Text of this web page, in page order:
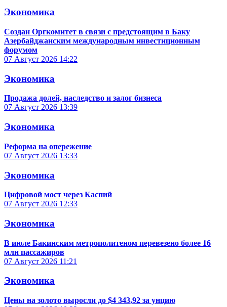
Экономика
Создан Оргкомитет в связи с предстоящим в Баку
Азербайджанским международным инвестиционным
форумом
07 Август 2026 14:22
Экономика
Продажа долей, наследство и залог бизнеса
07 Август 2026 13:39
Экономика
Реформа на опережение
07 Август 2026 13:33
Экономика
Цифровой мост через Каспий
07 Август 2026 12:33
Экономика
В июле Бакинским метрополитеном перевезено более 16
млн пассажиров
07 Август 2026 11:21
Экономика
Цены на золото выросли до $4 343,92 за унцию